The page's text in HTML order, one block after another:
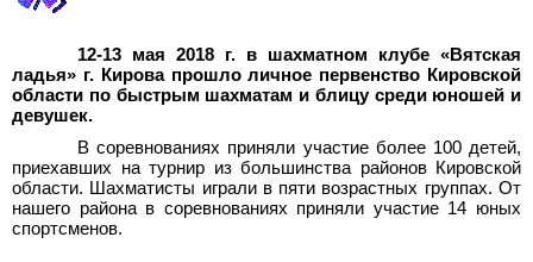
12-13 мая 2018 г. в шахматном клубе «Вятская
ладья» г. Кирова прошло личное первенство Кировской
области по быстрым шахматам и блицу среди юношей и
девушек.
В соревнованиях приняли участие более 100 детей,
приехавших на турнир из большинства районов Кировской
области. Шахматисты играли в пяти возрастных группах. От
нашего района в соревнованиях приняли участие 14 юных
спортсменов.